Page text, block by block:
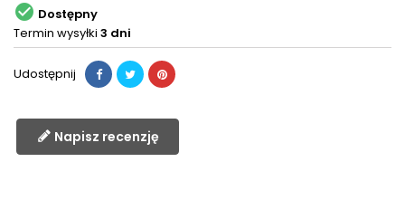
 Dostępny
Termin wysyłki 3 dni
Udostępnij
Napisz recenzję